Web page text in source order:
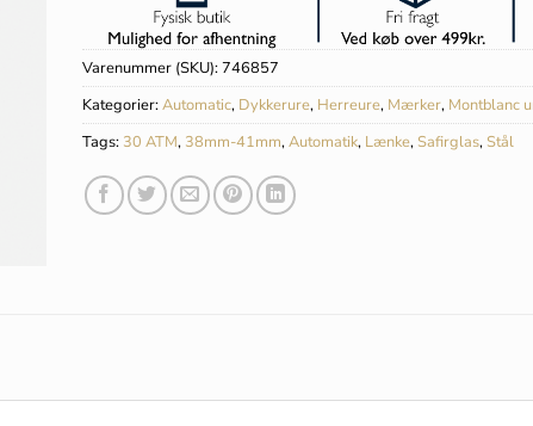
Varenummer (SKU):746857
Kategorier:Automatic, Dykkerure, Herreure, Mærker, Montblanc
Tags: 30 ATM, 38mm-41mm,Automatik, Lænke, Safirglas, Stål